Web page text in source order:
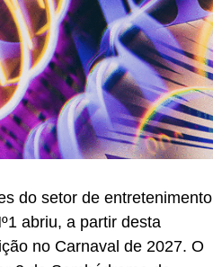
do setor de entretenimento
abriu, a partir desta
no Carnaval de 2027. O